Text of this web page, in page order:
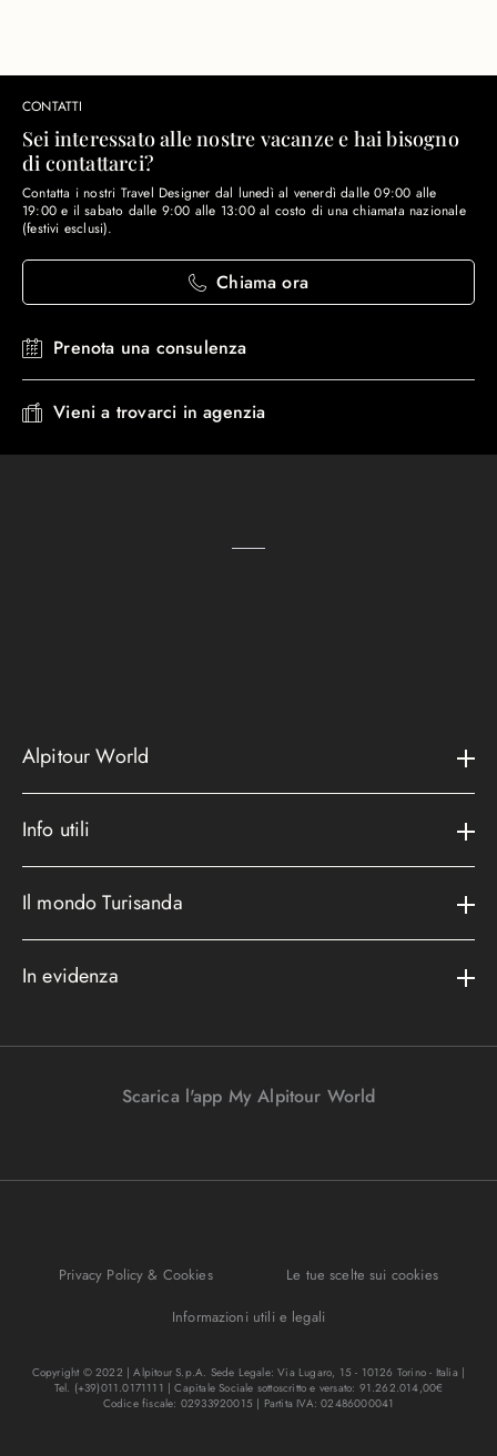
CONTATTI
Sei interessato alle nostre vacanze e hai bisogno
di contattarci?
Contatta i nostri Travel Designer dal lunedì al venerdì dalle 09:00 alle
19:00 e il sabato dalle 9:00 alle 13:00 al costo di una chiamata nazionale
(festivi esclusi).
Chiama ora
Prenota una consulenza
Vieni a trovarci in agenzia
Alpitour World
AWARD
Area riservata
Convenzioni
Viaggi Incentive
Info utili
Metodi di pagamento
Il mondo Turisanda
I nostri partners
Viaggi di nozze
Destinazione cambiamento
In evidenza
Scarica l'app My Alpitour World
Privacy Policy & Cookies
Le tue scelte sui cookies
Informazioni utili e legali
Copyright © 2022 | Alpitour S.p.A. Sede Legale: Via Lugaro, 15 - 10126 Torino - Italia |
Tel. (+39)011.0171111 | Capitale Sociale sottoscritto e versato: 91.262.014,00€
Codice fiscale: 02933920015 | Partita IVA: 02486000041